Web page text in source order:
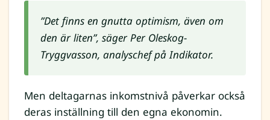
”Det finns en gnutta optimism, även om
den är liten”, säger Per Oleskog-
Tryggvasson, analyschef på Indikator.
Men deltagarnas inkomstnivå påverkar också
deras inställning till den egna ekonomin.